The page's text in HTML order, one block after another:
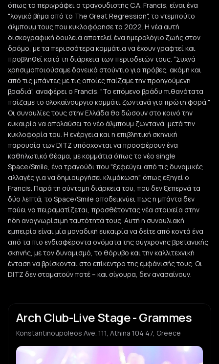
όπως το περιγράφει ο τραγουδιστής C.A. Francis, είναι ένα
"λογικό βήμα από το The Great Regression", το ντεμπούτο
άλμπουμ τους που κυκλοφόρησε το 2022. Η νέα αυτή
δισκογραφική δουλειά αποτελεί ένα ημερολόγιο ζωής στον
δρόμο, με τα περισσότερα κομμάτια να έχουν γραφτεί και
προβληθεί κατά τη διάρκεια των περιοδειών τους. “Συχνά
χρησιμοποιούσαμε δανεικά στούντιο για πρόβες, ακόμη και
από τις μπάντες με τις οποίες παίζαμε την προηγούμενη
βραδιά", αναφέρει ο Francis. "Το επόμενο βράδυ πιθανότατα
παίζαμε το ολοκαίνουργιο κομμάτι ζωντανά για πρώτη φορά."
Οι συναυλίες τους στην Ελλάδα θα δώσουν στο κοινό την
ευκαιρία να απολαύσει το νέο άλμπουμ ζωντανά, μετά την
κυκλοφορία του. Η ενέργεια και η επιβλητική σκηνική
παρουσία των DITZ υπόσχονται να προσφέρουν ένα
καθηλωτικό θέαμα, με κομμάτια όπως το νέο single
Space/Smile, ένα τραγούδι που "ξεφεύγει από τις δυναμικές
αλλαγές για να δημιουργήσει κλιμάκωση", όπως εξηγεί ο
Francis. Παρά τη σύντομη διάρκεια του, που δεν ξεπερνά τα
δύο λεπτά, το Space/Smile αποδεικνύει πως η μπάντα δεν
παύει να πειραματίζεται, προσθέτοντας νέα στοιχεία στην
ήδη αναγνωρίσιμη ταυτότητά τους. Αυτή η συναυλιακή
εμπειρία είναι μία μοναδική ευκαιρία να δείτε από κοντά ένα
από τα πιο ενδιαφέροντα ονόματα της σύγχρονης βρετανικής
σκηνής, με τον δυναμισμό, το θόρυβο και την καλλιτεχνική
ένταση να βρίσκονται στο επίκεντρο της εμφάνισής τους. Οι
DITZ δεν σταματούν ποτέ – και σίγουρα, δεν ανασαίνουν.
Arch Club-Live Stage - Grammes
Konstantinoupoleos Ave. 111, Athina 104 47, Greece